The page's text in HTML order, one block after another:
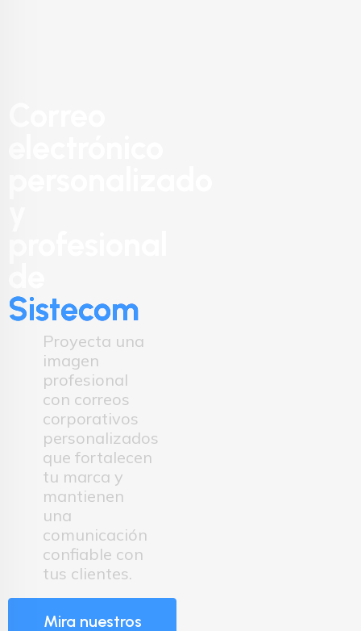
Sistecom
Proyecta una
imagen
profesional
con correos
corporativos
personalizados
que fortalecen
tu marca y
mantienen
una
comunicación
confiable con
tus clientes.
Mira nuestros